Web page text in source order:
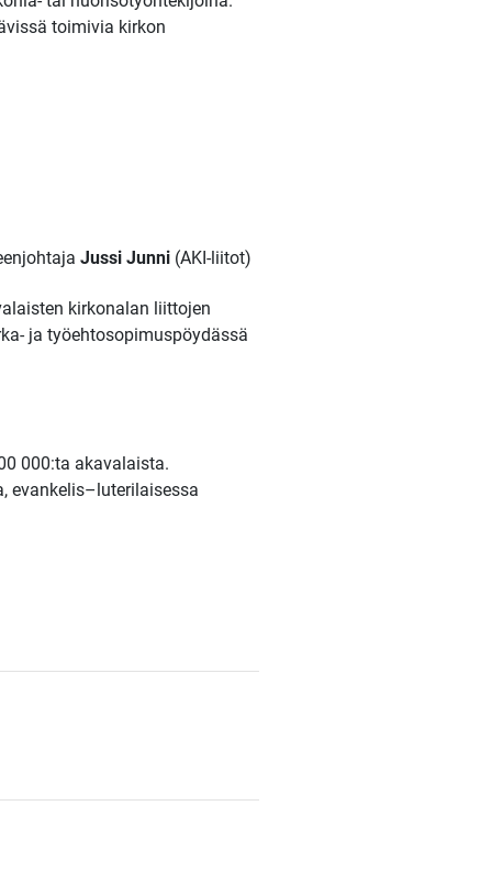
toimivia kirkon
Jussi Junni(AKI-liitot)
kirkonalan liittojen
ja työehtosopimuspöydässä
000:ta akavalaista.
evankelis–luterilaisessa